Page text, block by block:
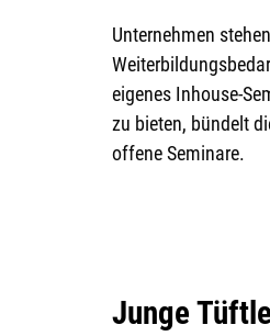
Unternehmen
eigenes Inhouse-
zu bieten, bündelt
offene Seminare.
Junge